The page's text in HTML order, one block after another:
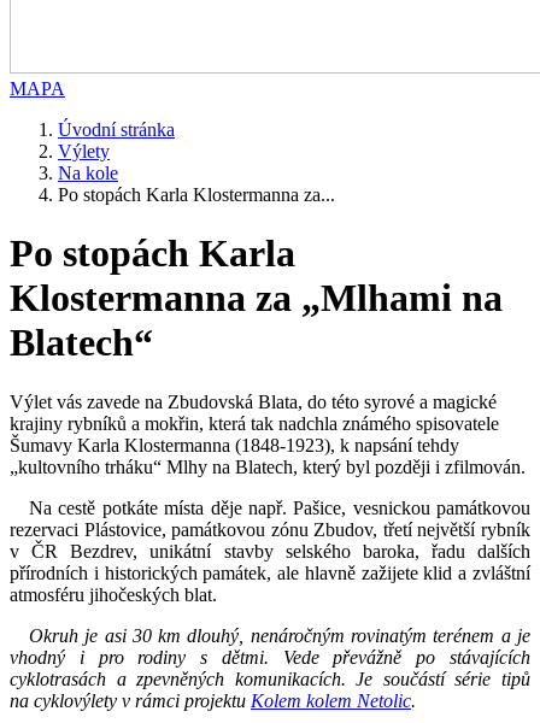
MAPA
Úvodní stránka
Výlety
Na kole
Po stopách Karla Klostermanna za...
Po stopách Karla
Klostermanna za „Mlhami na
Blatech“
Výlet vás zavede na Zbudovská Blata, do této syrové a magické
krajiny rybníků a mokřin, která tak nadchla známého spisovatele
Šumavy Karla Klostermanna (1848-1923), k napsání tehdy
„kultovního trháku“ Mlhy na Blatech, který byl později i zfilmován.
Na cestě potkáte místa děje např. Pašice, vesnickou památkovou
rezervaci Plástovice, památkovou zónu Zbudov, třetí největší rybník
v ČR Bezdrev, unikátní stavby selského baroka, řadu dalších
přírodních i historických památek, ale hlavně zažijete klid a zvláštní
atmosféru jihočeských blat.
Okruh je asi 30 km dlouhý, nenáročným rovinatým terénem a je
vhodný i pro rodiny s dětmi. Vede převážně po stávajících
cyklotrasách a zpevněných komunikacích.Je součástí série tipů
na cyklovýlety v rámci projektu Kolem kolem Netolic.